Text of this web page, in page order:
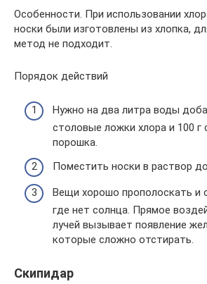
Особенности. При использовании
носки были изготовлены из хлопка,
метод не подходит.
Порядок действий
Нужно на два литра воды
столовые ложки хлора и 100 г
порошка.
Поместить носки в раствор до
Вещи хорошо прополоскать и
где нет солнца. Прямое
лучей вызывает появление
которые сложно отстирать.
Скипидар